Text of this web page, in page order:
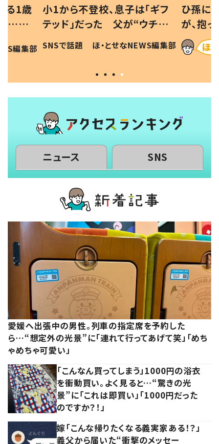
る1歳
…母
現行
編集部
小1から不登校、息子は「ギフ
テッド」だった 父が“ウチ給
食”を作り続ける理由とは #令
和の親 #令和の子
SNSで話題 ほ・とせなNEWS編集部
ひ孫に
が、抱
に「涙
方ない」
ニュース SNS
愛媛へ出張中の男性。列車の指定席を予約した
ら…“想定外の光景”に「連れて行ってあげて笑」「めち
ゃめちゃ可愛い」
「こんなん買ってしまう」1000円の浴衣
を衝動買い。よく見ると…“驚きの光
景”に「これは即買い」「1000円だった
のですか？！」
嫁「こんな帰りたくなる義実家ある！？」
義父から届いた“衝撃のメッセー